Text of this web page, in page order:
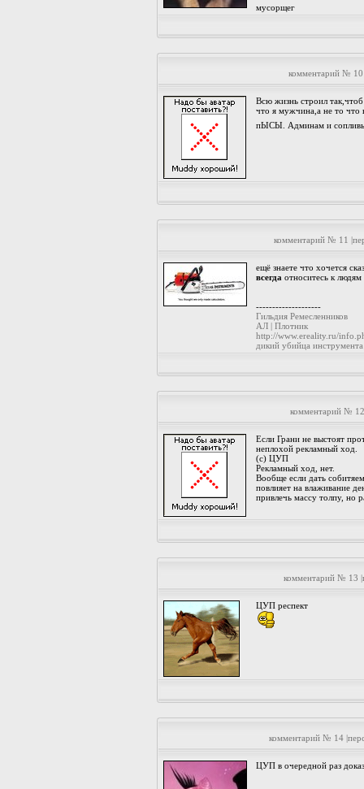
мусорщег
комментарий №
Всю жизнь строил
что я мужчина,а не то что
пЫСЫ. Админам и
комментарий № 11
ещё знаете что хочется
всегда относитесь к
--------------------
Гильдия Ремесленников
АЛ | Плотник
http://www.ereality.ru/
дикий убийца
комментарий №
Если Грани не выстоят
неплохой рекламный ход.
(c) ЦУП
Рекламный ход, нет.
Вообще если дать
повлияет на влаживание
привлечь массу толпу, но
комментарий № 13
ЦУП респект
комментарий № 14
ЦУП в очередной раз